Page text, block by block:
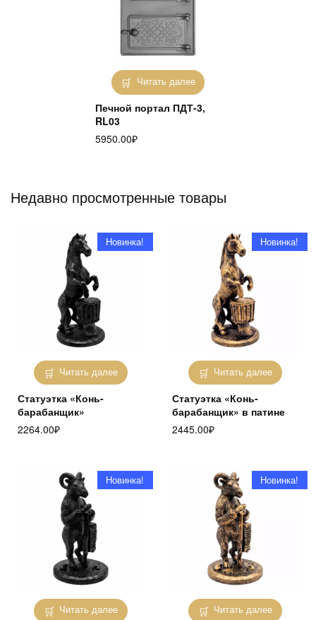
Читать далее
Печной портал ПДТ-3,
RL03
5950.00₽
Недавно просмотренные товары
Читать далее
Новинка!
Статуэтка «Конь-
барабанщик»
2264.00₽
Читать далее
Новинка!
Статуэтка «Конь-
барабанщик» в патине
2445.00₽
Читать далее
Новинка!
Читать далее
Новинка!